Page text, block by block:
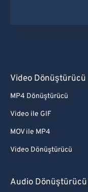
Video Dönüştürücü
MP4 Dönüştürücü
Video ile GIF
MOV ile MP4
Video Dönüştürücü
Audio Dönüştürücü